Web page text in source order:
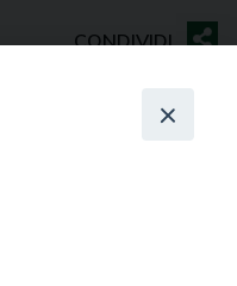
Via San Benedetto, 1